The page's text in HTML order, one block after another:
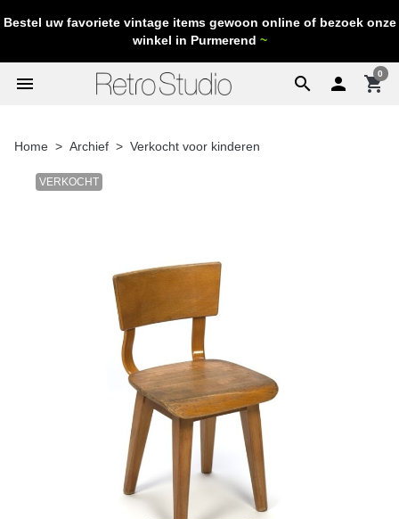
Bestel uw favoriete vintage items gewoon online of bezoek onze
winkel in Purmerend ~
search
menu  shopping_cart
0
Home Archief Verkocht voor kinderen
VERKOCHT